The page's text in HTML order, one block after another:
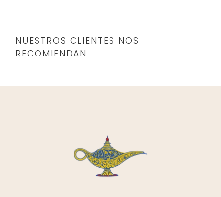
NUESTROS CLIENTES NOS
RECOMIENDAN